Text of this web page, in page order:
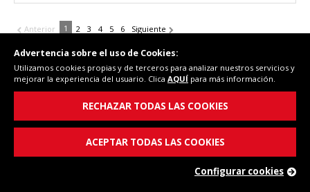
Anterior 1 2 3 4 5 6 Siguiente
Advertencia sobre el uso de Cookies:
Utilizamos cookies propias y de terceros para analizar nuestros servicios y
mejorar la experiencia del usuario. Clica AQUÍ para más información.
RECHAZAR TODAS LAS COOKIES
ACEPTAR TODAS LAS COOKIES
Configurar cookies